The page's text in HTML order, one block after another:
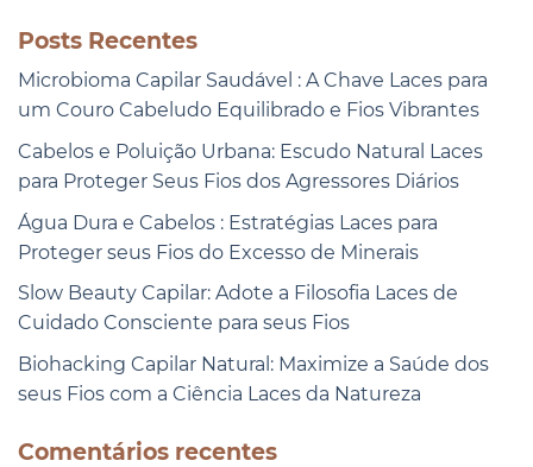
Posts Recentes
Microbioma Capilar Saudável : A Chave Laces para
um Couro Cabeludo Equilibrado e Fios Vibrantes
Cabelos e Poluição Urbana: Escudo Natural Laces
para Proteger Seus Fios dos Agressores Diários
Água Dura e Cabelos : Estratégias Laces para
Proteger seus Fios do Excesso de Minerais
Slow Beauty Capilar: Adote a Filosofia Laces de
Cuidado Consciente para seus Fios
Biohacking Capilar Natural: Maximize a Saúde dos
seus Fios com a Ciência Laces da Natureza
Comentários recentes